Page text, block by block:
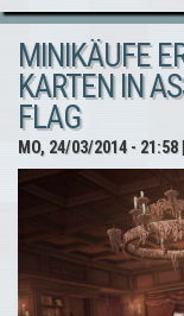
bei
MINIKÄUFE
KARTEN IN
FLAG
MO, 24/03/2014 - 21:58